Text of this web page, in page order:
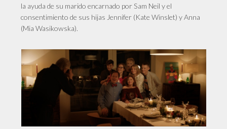
la ayuda de su marido encarnado por Sam Neil y el
consentimiento de sus hijas Jennifer (Kate Winslet) y Anna
(Mia Wasikowska).